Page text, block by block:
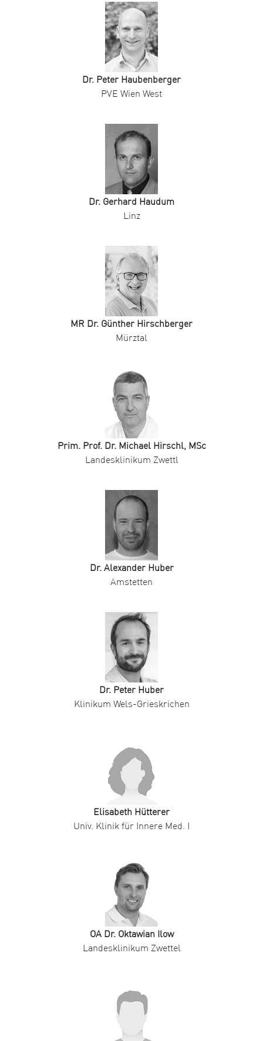
Dr. Peter Haubenberger
PVE Wien West
Dr. Gerhard Haudum
Linz
MR Dr. Günther Hirschberger
Mürztal
Prim. Prof. Dr. Michael Hirschl, MSc
Landesklinikum Zwettl
Dr. Alexander Huber
Amstetten
Dr. Peter Huber
Klinikum Wels-Grieskrichen
Elisabeth Hütterer
Univ. Klinik für Innere Med. I
OA Dr. Oktawian Ilow
Landesklinikum Zwettel